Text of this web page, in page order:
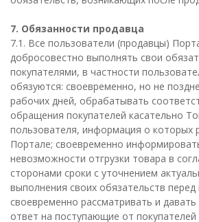
7. Обязанности продавца
7.1. Все пользователи (продавцы)
добросовестно выполнять свои
покупателями, в частности
обязуются: своевременно, но не
рабочих дней, обрабатывать
обращения покупателей касательно
пользователя, информация о которых
Портале; своевременно
невозможности отгрузки товара в
сторонами сроки с уточнением
выполнения своих обязательств перед
своевременно рассматривать и
ответ на поступающие от